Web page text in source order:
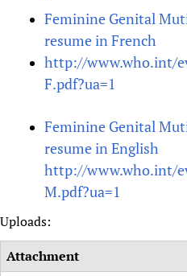
Feminine Genital
resume in French
http://www.who.int/
F.pdf?ua=1
Feminine Genital
resume in English
http://www.who.int/
M.pdf?ua=1
Uploads:
Attachment